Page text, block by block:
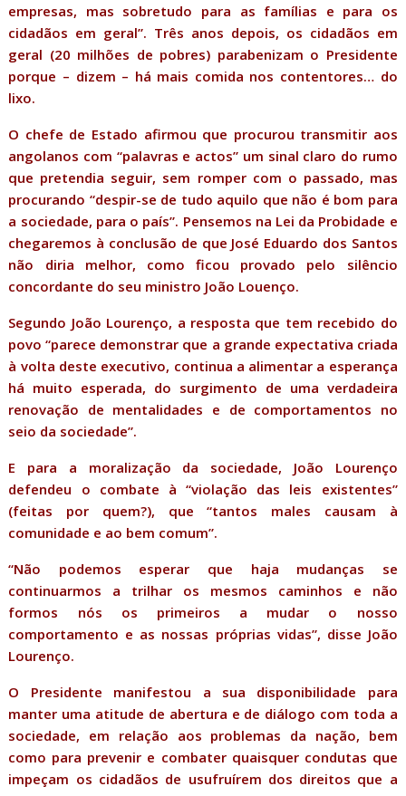
empresas, mas sobretudo para as famílias e para os
cidadãos em geral”. Três anos depois, os cidadãos em
geral (20 milhões de pobres) parabenizam o Presidente
porque – dizem – há mais comida nos contentores… do
lixo.
O chefe de Estado afirmou que procurou transmitir aos
angolanos com “palavras e actos” um sinal claro do rumo
que pretendia seguir, sem romper com o passado, mas
procurando “despir-se de tudo aquilo que não é bom para
a sociedade, para o país”. Pensemos na Lei da Probidade e
chegaremos à conclusão de que José Eduardo dos Santos
não diria melhor, como ficou provado pelo silêncio
concordante do seu ministro João Louenço.
Segundo João Lourenço, a resposta que tem recebido do
povo “parece demonstrar que a grande expectativa criada
à volta deste executivo, continua a alimentar a esperança
há muito esperada, do surgimento de uma verdadeira
renovação de mentalidades e de comportamentos no
seio da sociedade”.
E para a moralização da sociedade, João Lourenço
defendeu o combate à “violação das leis existentes”
(feitas por quem?), que “tantos males causam à
comunidade e ao bem comum”.
“Não podemos esperar que haja mudanças se
continuarmos a trilhar os mesmos caminhos e não
formos nós os primeiros a mudar o nosso
comportamento e as nossas próprias vidas”, disse João
Lourenço.
O Presidente manifestou a sua disponibilidade para
manter uma atitude de abertura e de diálogo com toda a
sociedade, em relação aos problemas da nação, bem
como para prevenir e combater quaisquer condutas que
impeçam os cidadãos de usufruírem dos direitos que a